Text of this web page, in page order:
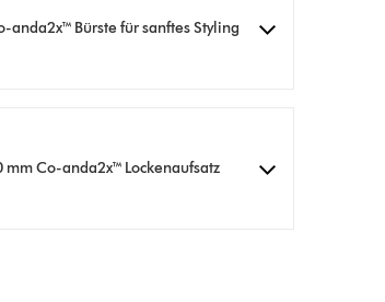
anda2x™ Bürste für sanftes Styling
mm Co-anda2x™ Lockenaufsatz